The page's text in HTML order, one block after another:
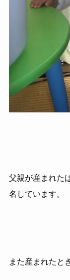
父親が産まれた
名しています。
また産まれたと